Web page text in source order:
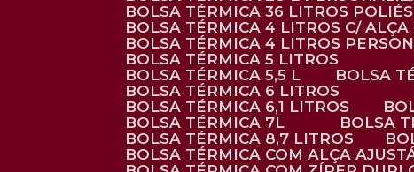
BOLSA TÉRMICA 36 LITROS
BOLSA TÉRMICA 4 LITROS C/
BOLSA TÉRMICA 4 LITROS
BOLSA TÉRMICA 5 LITROS
BOLSA TÉRMICA 5,5 L
BOLSA
BOLSA TÉRMICA 6 LITROS
BOLSA TÉRMICA 6,1 LITROS
BOLSA TÉRMICA 7L
BOLSA
BOLSA TÉRMICA 8,7 LITROS
BOLSA TÉRMICA COM ALÇA